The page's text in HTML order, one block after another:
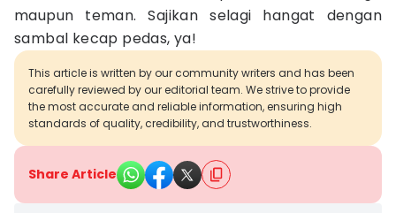
maupun teman. Sajikan selagi hangat dengan
sambal kecap pedas, ya!
This article is written by our community writers and has been
carefully reviewed by our editorial team. We strive to provide
the most accurate and reliable information, ensuring high
standards of quality, credibility, and trustworthiness.
Share Article